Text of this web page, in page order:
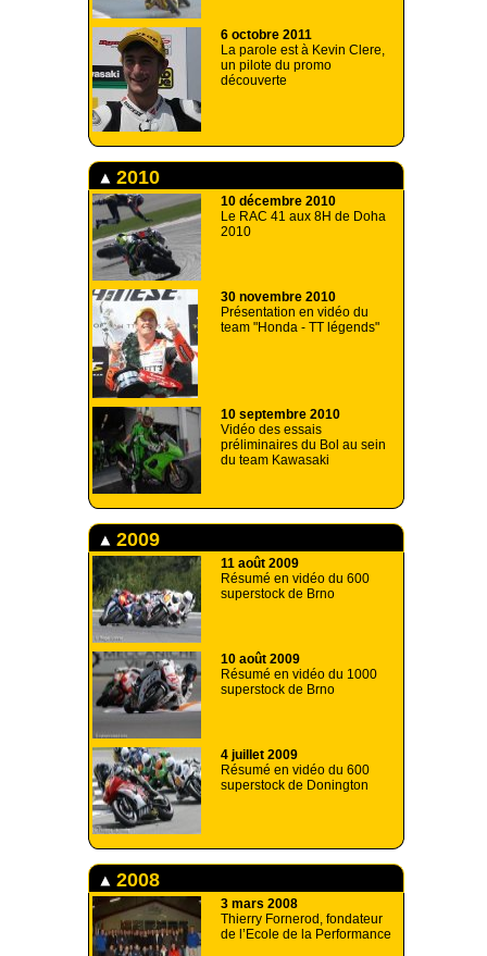
6 octobre 2011
La parole est à Kevin Clere,
un pilote du promo
découverte
2010
10 décembre 2010
Le RAC 41 aux 8H de Doha
2010
30 novembre 2010
Présentation en vidéo du
team "Honda - TT légends"
10 septembre 2010
Vidéo des essais
préliminaires du Bol au sein
du team Kawasaki
2009
11 août 2009
Résumé en vidéo du 600
superstock de Brno
10 août 2009
Résumé en vidéo du 1000
superstock de Brno
4 juillet 2009
Résumé en vidéo du 600
superstock de Donington
2008
3 mars 2008
Thierry Fornerod, fondateur
de l’Ecole de la Performance